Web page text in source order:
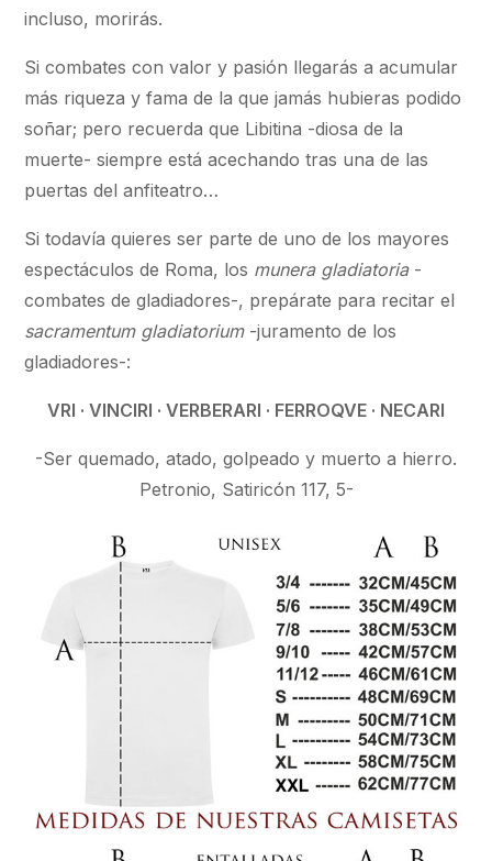
incluso, morirás.
Si combates con valor y pasión llegarás a acumular
más riqueza y fama de la que jamás hubieras podido
soñar; pero recuerda que Libitina -diosa de la
muerte- siempre está acechando tras una de las
puertas del anfiteatro…
Si todavía quieres ser parte de uno de los mayores
espectáculos de Roma, los munera gladiatoria-
combates de gladiadores-, prepárate para recitar el
sacramentum gladiatorium-juramento de los
gladiadores-:
VRI · VINCIRI · VERBERARI · FERROQVE · NECARI
-Ser quemado, atado, golpeado y muerto a hierro.
Petronio, Satiricón 117, 5-